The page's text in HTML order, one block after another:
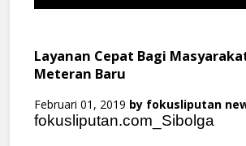
Layanan Cepat Bagi
Meteran Baru
Februari 01, 2019 by fokusliputan
fokusliputan.com_Sibolga